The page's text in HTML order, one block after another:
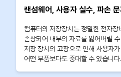
랜섬웨어, 사용자 실수, 파손
컴퓨터의 저장장치는 정밀한 전자
손상되어 내부의 자료를 잃어버릴
저장 장치의 고장으로 인해 사용자
어떤 부품보다도 중대할 수 있습니다.